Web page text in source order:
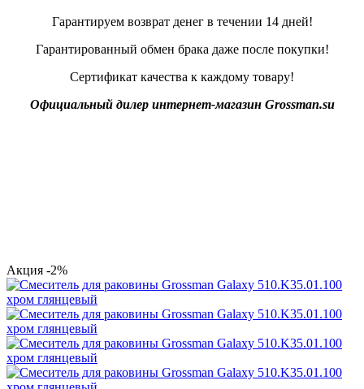
Гарантируем возврат денег в течении 14 дней!
Гарантированный обмен брака даже после покупки!
Сертификат качества к каждому товару!
Официальный дилер интернет-магазин Grossman.su
Акция -2%